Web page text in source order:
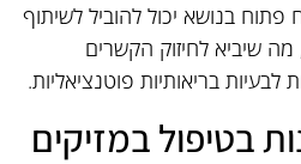
פתוח בנושא יכול להוביל לשיתוף
שיביא לחיזוק הקשרים
בריאותיות פוטנציאליות.
בטיפול במזיקים